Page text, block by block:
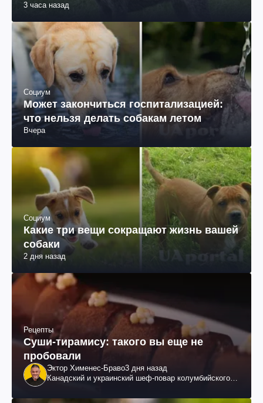
3 часа назад
Социум
Может закончиться госпитализацией:
что нельзя делать собакам летом
Вчера
Социум
Какие три вещи сокращают жизнь вашей
собаки
2 дня назад
Рецепты
Суши-тирамису: такого вы еще не
пробовали
Эктор Хименес-Браво3 дня назад
Канадский и украинский шеф-повар колумбийского